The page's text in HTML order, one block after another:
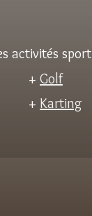
activités
Golf
Karting